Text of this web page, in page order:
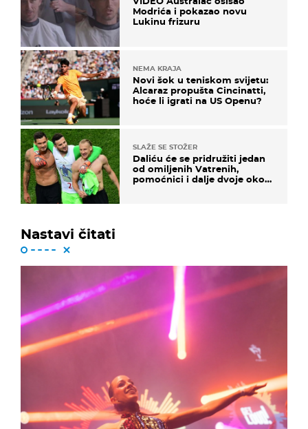
Modrića i pokazao novu
Lukinu frizuru
NEMA KRAJA
Novi šok u teniskom svijetu:
Alcaraz propušta Cincinatti,
hoće li igrati na US Openu?
SLAŽE SE STOŽER
Daliću će se pridružiti jedan
od omiljenih Vatrenih,
pomoćnici i dalje dvoje oko
Nastavi čitati